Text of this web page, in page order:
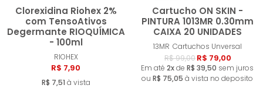
Clorexidina Riohex 2%
com TensoAtivos
Degermante RIOQUÍMICA
- 100ml
RIOHEX
R$ 7,90
R$ 7,51 à vista
Comprar
Cartucho ON SKIN -
PINTURA 1013MR 0.30mm
CAIXA 20 UNIDADES
13MR Cartuchos Unversal
R$ 99,00R$ 79,00
Em até 2xde R$ 39,50 sem juros
ou R$ 75,05 à vista no deposito